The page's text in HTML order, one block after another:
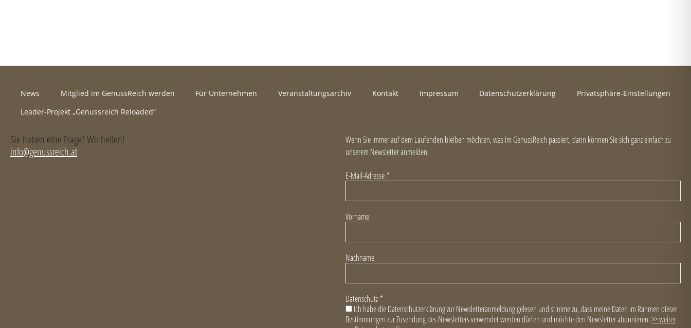
News Mitglied im GenussReich werden Für Unternehmen Veranstaltungsarchiv Kontakt Impressum Datenschutzerklärung
Privatsphäre-Einstellungen
Leader-Projekt „Genussreich Reloaded“
Sie haben eine Frage? Wir helfen!
info@genussreich.at
Wenn Sie immer auf dem Laufenden bleiben möchten, was im GenussReich passiert, dann können Sie sich ganz einfach zu
unserem Newsletter anmelden.
E-Mail-Adresse *
Vorname
Nachname
Datenschutz *
Ich habe die Datenschutzerklärung zur Newsletteranmeldung gelesen und stimme zu, dass meine Daten im Rahmen dieser
Bestimmungen zur Zusendung des Newsletters verwendet werden dürfen und möchte den Newsletter abonnieren.>> weiter